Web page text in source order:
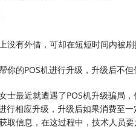
没有外借，可却在短短时间内被刷
你的POS机进行升级，升级后不
士最近就遭遇了POS机升级骗局
行相应升级，升级后如果消费至
取信息，在这过程中，技术人员